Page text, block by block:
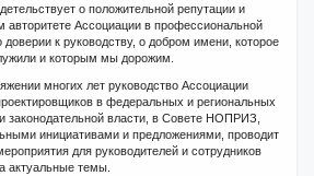
о положительной репутации и
авторитете Ассоциации в профессиональной
доверии к руководству, о добром имени, которое
и которым мы дорожим.
многих лет руководство Ассоциации
в федеральных и региональных
законодательной власти, в Совете НОПРИЗ,
инициативами и предложениями, проводит
для руководителей и сотрудников
актуальные темы.